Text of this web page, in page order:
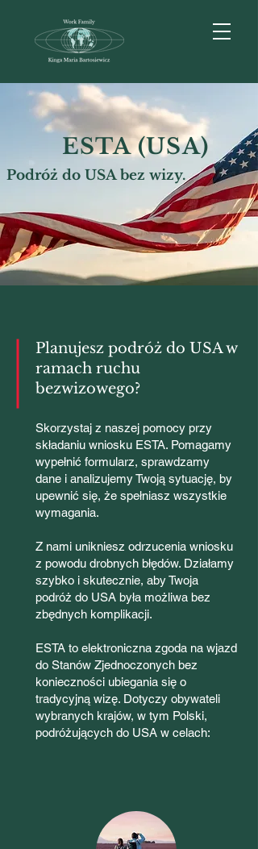
ESTA (USA)
Podróż do USA bez wizy.
Planujesz podróż do USA w
ramach ruchu
bezwizowego?
Skorzystaj z naszej pomocy przy
składaniu wniosku ESTA. Pomagamy
wypełnić formularz, sprawdzamy
dane i analizujemy Twoją sytuację, by
upewnić się, że spełniasz wszystkie
wymagania.
Z nami unikniesz odrzucenia wniosku
z powodu drobnych błędów. Działamy
szybko i skutecznie, aby Twoja
podróż do USA była możliwa bez
zbędnych komplikacji.
ESTA to elektroniczna zgoda na wjazd
do Stanów Zjednoczonych bez
konieczności ubiegania się o
tradycyjną wizę. Dotyczy obywateli
wybranych krajów, w tym Polski,
podróżujących do USA w celach: